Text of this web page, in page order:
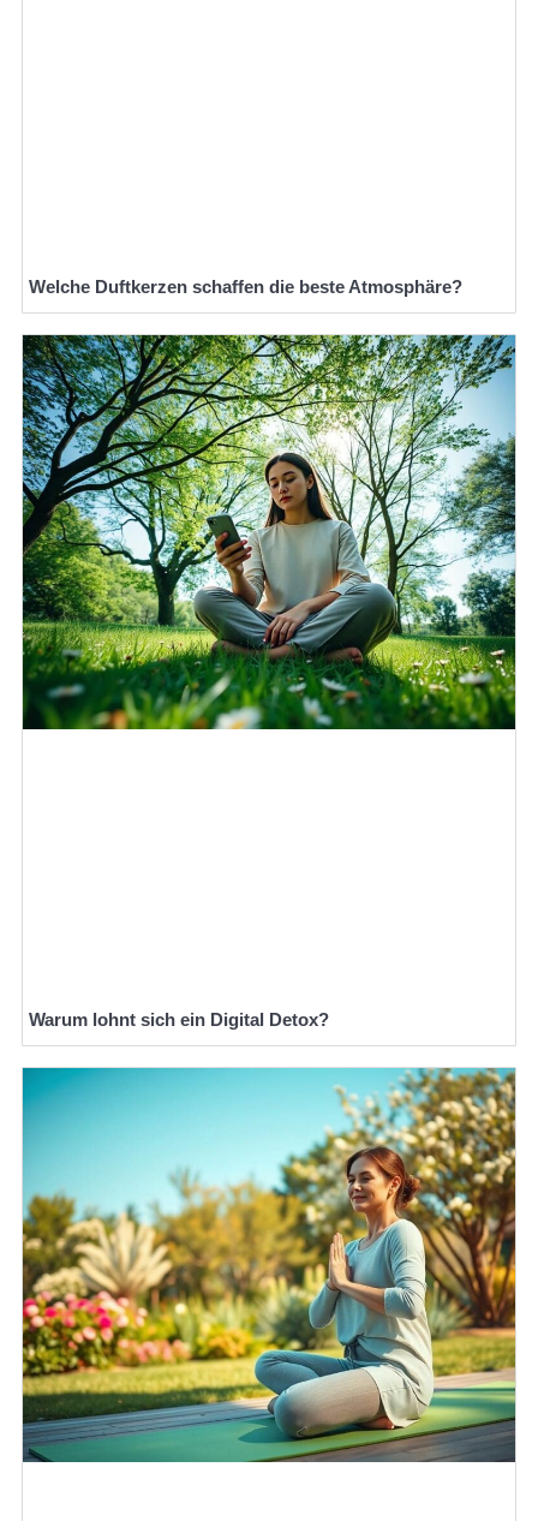
Welche Duftkerzen schaffen die beste Atmosphäre?
Warum lohnt sich ein Digital Detox?